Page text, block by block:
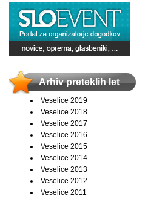
Arhiv preteklih let
Veselice 2019
Veselice 2018
Veselice 2017
Veselice 2016
Veselice 2015
Veselice 2014
Veselice 2013
Veselice 2012
Veselice 2011